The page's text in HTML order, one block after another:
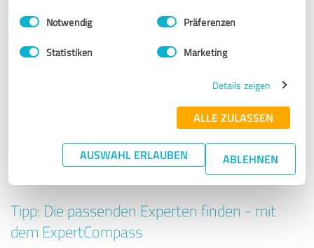
Impressum Datenschutzbestimmungen
Einwilligungsauswahl
Notwendig Präferenzen
Statistiken Marketing
Details zeigen
ALLE ZULASSEN
AUSWAHL ERLAUBEN ABLEHNEN
Anbietern aus dem Bereich IT-
Tipp: Die passenden Experten finden - mit
dem ExpertCompass